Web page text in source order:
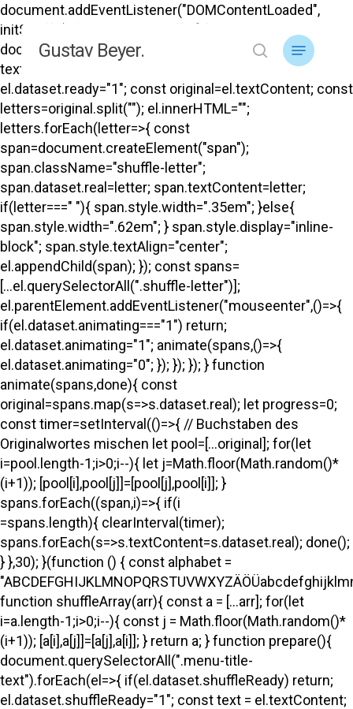
document.addEventListener("DOMContentLoaded",
initShuffle); function initShuffle(){
document.querySelectorAll("#top .menu-title-
text").forEach(el=>{ if(el.dataset.ready) return;
el.dataset.ready="1"; const original=el.textContent; const
letters=original.split(""); el.innerHTML="";
letters.forEach(letter=>{ const
span=document.createElement("span");
span.className="shuffle-letter";
span.dataset.real=letter; span.textContent=letter;
if(letter===" "){ span.style.width=".35em"; }else{
span.style.width=".62em"; } span.style.display="inline-
block"; span.style.textAlign="center";
el.appendChild(span); }); const spans=
[...el.querySelectorAll(".shuffle-letter")];
el.parentElement.addEventListener("mouseenter",()=>{
if(el.dataset.animating==="1") return;
el.dataset.animating="1"; animate(spans,()=>{
el.dataset.animating="0"; }); }); }); } function
animate(spans,done){ const
original=spans.map(s=>s.dataset.real); let progress=0;
const timer=setInterval(()=>{ // Buchstaben des
Originalwortes mischen let pool=[...original]; for(let
i=pool.length-1;i>0;i--){ let j=Math.floor(Math.random()*
(i+1)); [pool[i],pool[j]]=[pool[j],pool[i]]; }
spans.forEach((span,i)=>{ if(i
=spans.length){ clearInterval(timer);
spans.forEach(s=>s.textContent=s.dataset.real); done();
} },30); }(function () { const alphabet =
function shuffleArray(arr){ const a = [...arr]; for(let
i=a.length-1;i>0;i--){ const j = Math.floor(Math.random()*
(i+1)); [a[i],a[j]]=[a[j],a[i]]; } return a; } function prepare(){
document.querySelectorAll(".menu-title-
text").forEach(el=>{ if(el.dataset.shuffleReady) return;
el.dataset.shuffleReady="1"; const text = el.textContent;
Skip
to
main
content
Gustav Beyer. search
Menu